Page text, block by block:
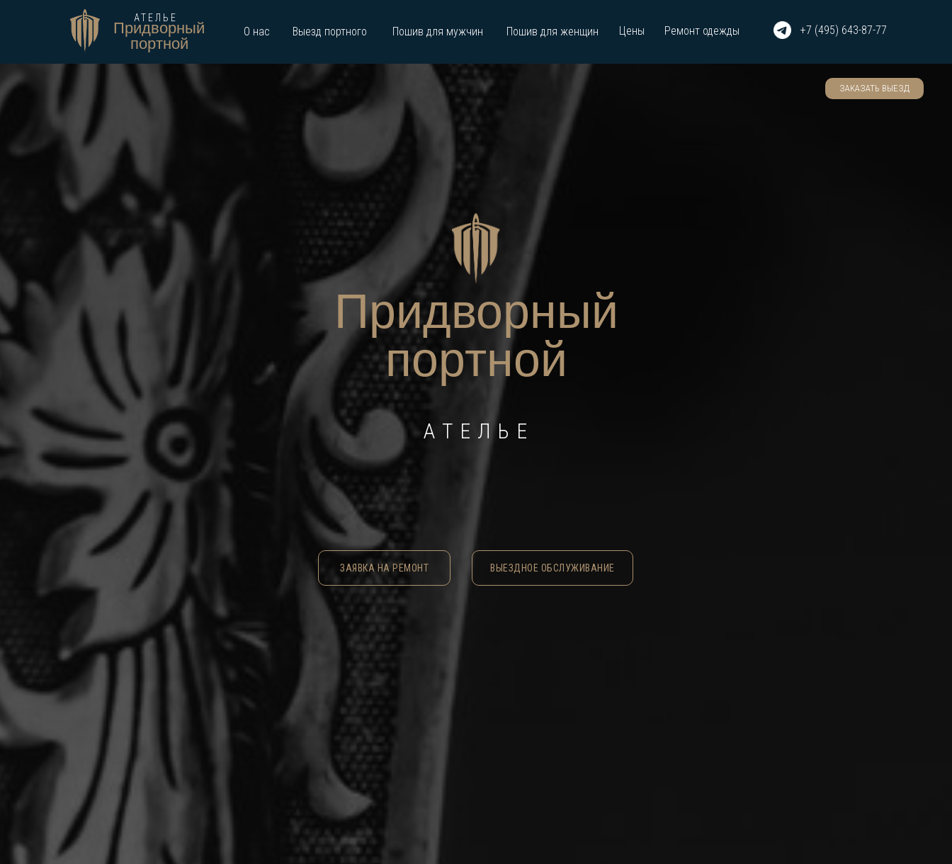
ЗАКАЗАТЬ ВЫЕЗД
Пошив для мужчин Пошив для женщин
Придворный
портной
АТЕЛЬЕ
О нас Выезд портного Ремонт одежды
Цены +7 (495) 643-87-77
Придворный
портной
А Т Е Л Ь Е
ВЫЕЗДНОЕ ОБСЛУЖИВАНИЕ
ЗАЯВКА НА РЕМОНТ